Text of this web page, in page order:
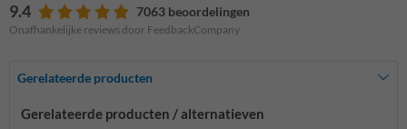
9.4 7063 beoordelingen
Onafhankelijke reviews door FeedbackCompany
Gerelateerde producten
Gerelateerde producten / alternatieven